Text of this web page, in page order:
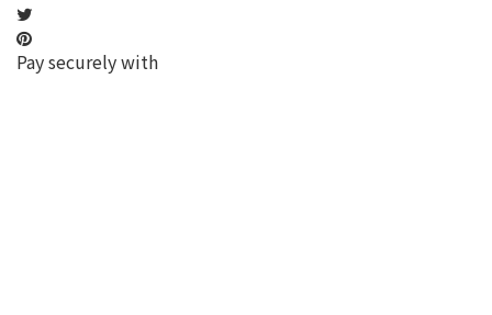
Pay securely with